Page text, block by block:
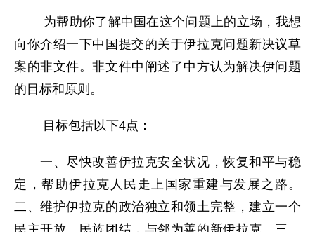
为帮助你了解中国在这个问题上的立场，我想
向你介绍一下中国提交的关于伊拉克问题新决议草
案的非文件。非文件中阐述了中方认为解决伊问题
的目标和原则。
目标包括以下4点：
一、尽快改善伊拉克安全状况，恢复和平与稳
定，帮助伊拉克人民走上国家重建与发展之路。
二、维护伊拉克的政治独立和领土完整，建立一个
民主开放、民族团结，与邻为善的新伊拉克。三、